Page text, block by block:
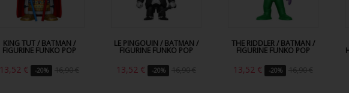
KING TUT / BATMAN /
FIGURINE FUNKO POP
13,52 € -20% 16,90 €
LE PINGOUIN / BATMAN /
FIGURINE FUNKO POP
13,52 € -20% 16,90 €
THE RIDDLER / BATMAN /
FIGURINE FUNKO POP
13,52 € -20% 16,90 €